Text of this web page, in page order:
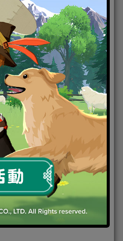
》移動版榮
展上公佈的最新遊戲
《火炬之光》移動版